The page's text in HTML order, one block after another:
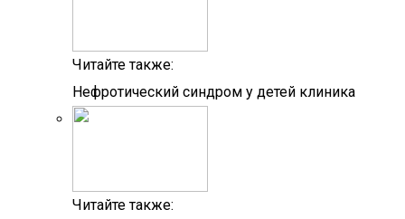
Читайте также:
Нефротический синдром у детей клиника
Читайте также: